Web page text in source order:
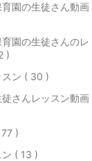
園の生徒さん動画
園の生徒さんのレ
)
スン ( 30 )
さんレッスン動画
)
( 13 )